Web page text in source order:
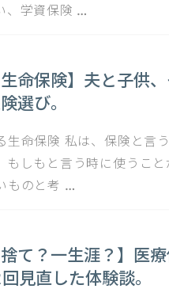
、学資保険 …
生命保険】夫と子供
選び。
生命保険 私は、保険と言
もしもと言う時に使うこと
ものと考 …
捨て？一生涯？】医
見直した体験談。